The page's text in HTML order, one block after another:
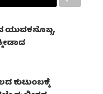
ಯುವಕನೊಬ್ಬ,
ಕುಟುಂಬಕ್ಕೆ